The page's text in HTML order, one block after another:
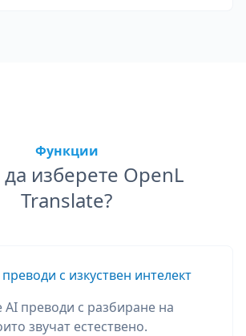
Функции
изберете OpenL
Translate?
с изкуствен интелект
AI преводи с разбиране на
звучат естествено.